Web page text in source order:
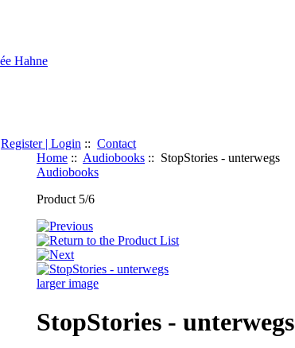
Register | Login :: Contact
Home :: Audiobooks :: StopStories - unterwegs
Audiobooks
Product 5/6
larger image
StopStories - unterwegs